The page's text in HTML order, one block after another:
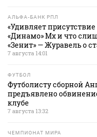
АЛЬФА-БАНК РПЛ
«Удивляет
«Динамо» Мх и что
«Зенит» — Журавель о
7 августа 14:01
ФУТБОЛ
Футболисту сборной
предъявлено
клубе
7 августа 13:32
ЧЕМПИОНАТ МИРА